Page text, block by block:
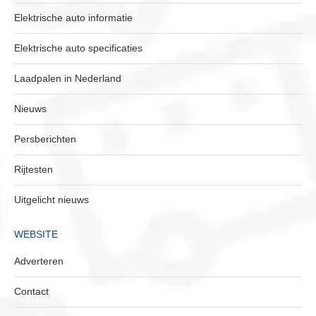
Elektrische auto informatie
Elektrische auto specificaties
Laadpalen in Nederland
Nieuws
Persberichten
Rijtesten
Uitgelicht nieuws
WEBSITE
Adverteren
Contact